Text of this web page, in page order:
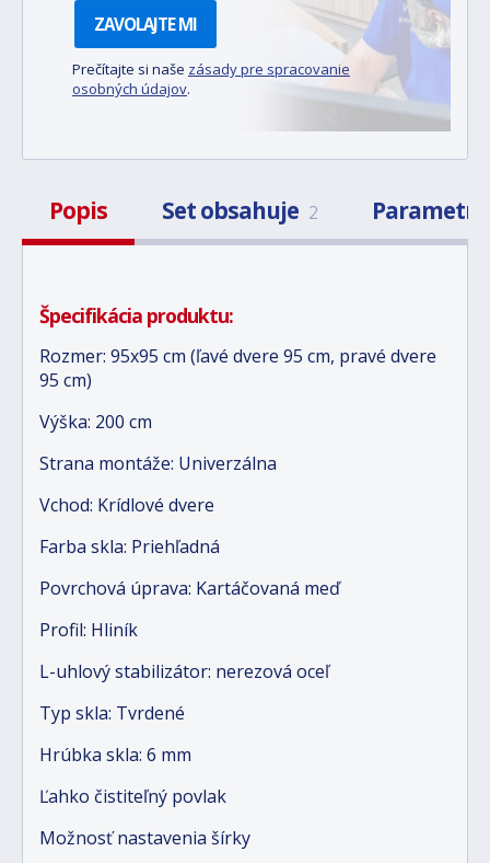
ZAVOLAJTE MI
Prečítajte si naše zásady pre spracovanie
osobných údajov.
Popis Set obsahuje 2 Parametre
Špecifikácia produktu:
Rozmer: 95x95 cm (ľavé dvere 95 cm, pravé dvere
95 cm)
Výška: 200 cm
Strana montáže: Univerzálna
Vchod: Krídlové dvere
Farba skla: Priehľadná
Povrchová úprava: Kartáčovaná meď
Profil: Hliník
L-uhlový stabilizátor: nerezová oceľ
Typ skla: Tvrdené
Hrúbka skla: 6 mm
Ľahko čistiteľný povlak
Možnosť nastavenia šírky